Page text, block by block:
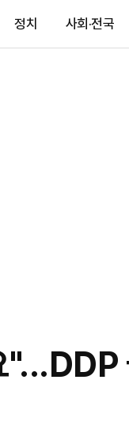
정치 사회·전국